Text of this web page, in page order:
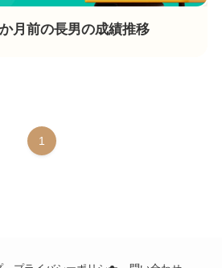
月前の長男の成績推移
1